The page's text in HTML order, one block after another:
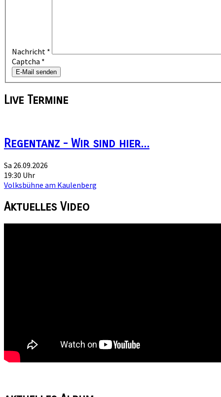
Nachricht *
Captcha *
E-Mail senden
Live Termine
Regentanz - Wir sind hier...
Sa 26.09.2026
19:30 Uhr
Volksbühne am Kaulenberg
Aktuelles Video